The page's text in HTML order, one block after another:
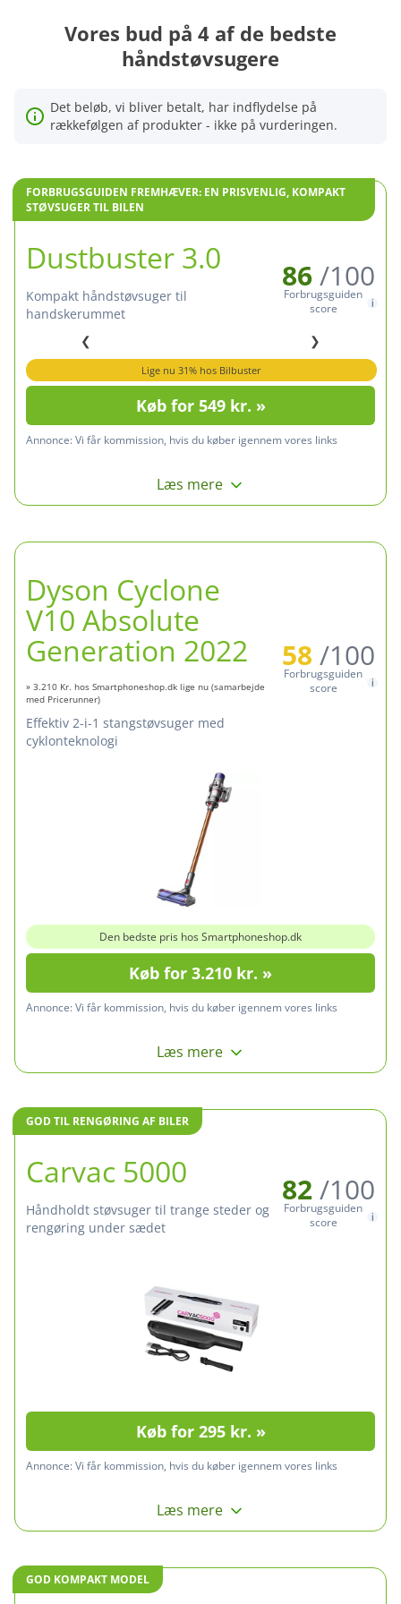
Vores bud på 4 af de bedste
håndstøvsugere
Det beløb, vi bliver betalt, har indflydelse på
rækkefølgen af produkter - ikke på vurderingen.
FORBRUGSGUIDEN FREMHÆVER: EN PRISVENLIG, KOMPAKT
STØVSUGER TIL BILEN
Dustbuster 3.0
kompakt håndstøvsuger til
handskerummet
86/100
Forbrugsguiden
score
❮ ❯
Lige nu 31% hos Bilbuster
Køb for 549 kr. »
Annonce:Vi får kommission, hvis du køber igennem vores links
Læs mere
Dyson Cyclone
V10 Absolute
Generation 2022
» 3.210 Kr. hos Smartphoneshop.dk lige nu (samarbejde
med Pricerunner)
effektiv 2-i-1 stangstøvsuger med
cyklonteknologi
58 /100
Forbrugsguiden
score
Den bedste pris hos Smartphoneshop.dk
Køb for 3.210 kr. »
Annonce:Vi får kommission, hvis du køber igennem vores links
Læs mere
GOD TIL RENGØRING AF BILER
Carvac 5000
Håndholdt støvsuger til trange steder og
rengøring under sædet
82/100
Forbrugsguiden
score
Køb for 295 kr. »
Annonce:Vi får kommission, hvis du køber igennem vores links
Læs mere
GOD KOMPAKT MODEL